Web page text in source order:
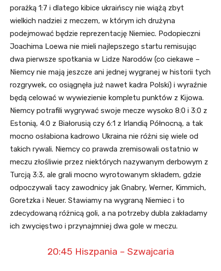
porażką 1:7 i dlatego kibice ukraińscy nie wiążą zbyt
wielkich nadziei z meczem, w którym ich drużyna
podejmować będzie reprezentację Niemiec. Podopieczni
Joachima Loewa nie mieli najlepszego startu remisując
dwa pierwsze spotkania w Lidze Narodów (co ciekawe –
Niemcy nie mają jeszcze ani jednej wygranej w historii tych
rozgrywek, co osiągnęła już nawet kadra Polski) i wyraźnie
będą celować w wywiezienie kompletu punktów z Kijowa.
Niemcy potrafili wygrywać swoje mecze wysoko 8:0 i 3:0 z
Estonią, 4:0 z Białorusią czy 6:1 z Irlandią Północną, a tak
mocno osłabiona kadrowo Ukraina nie różni się wiele od
takich rywali. Niemcy co prawda zremisowali ostatnio w
meczu złośliwie przez niektórych nazywanym derbowym z
Turcją 3:3, ale grali mocno wyrotowanym składem, gdzie
odpoczywali tacy zawodnicy jak Gnabry, Werner, Kimmich,
Goretzka i Neuer. Stawiamy na wygraną Niemiec i to
zdecydowaną różnicą goli, a na potrzeby dubla zakładamy
ich zwycięstwo i przynajmniej dwa gole w meczu.
20:45 Hiszpania – Szwajcaria